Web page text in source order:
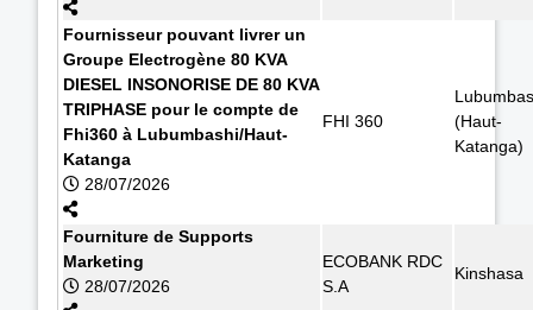
Fournisseur pouvant livrer un
Groupe Electrogène 80 KVA
DIESEL INSONORISE DE 80 KVA
TRIPHASE pour le compte de
Fhi360 à Lubumbashi/Haut-
Katanga
28/07/2026
FHI 360
(Haut-
Katanga)
Fourniture de Supports
Marketing
28/07/2026
ECOBANK RDC
S.A
Kinshasa